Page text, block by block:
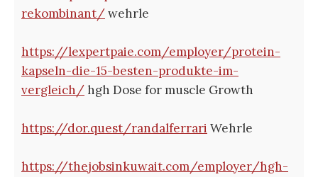
rekombinant/wehrle
https://lexpertpaie.com/employer/protein-
kapseln-die-15-besten-produkte-im-
vergleich/hgh Dose for muscle Growth
https://dor.quest/randalferrari Wehrle
https://thejobsinkuwait.com/employer/hgh-